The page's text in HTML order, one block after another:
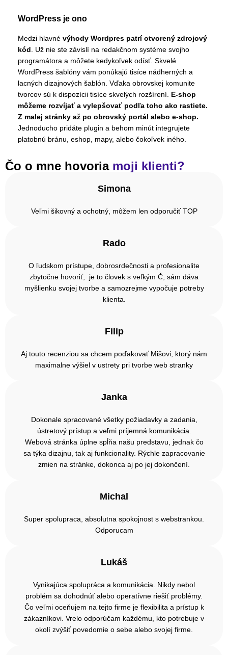
WordPress je ono
Medzi hlavné výhody Wordpres patrí otvorený zdrojový
kód . Už nie ste závislí na redakčnom systéme svojho
programátora a môžete kedykoľvek odísť. Skvelé
WordPress šablóny vám ponúkajú tisíce nádherných a
lacných dizajnových šablón. Vďaka obrovskej komunite
tvorcov sú k dispozícii tisíce skvelých rozšírení. E-shop
môžeme rozvíjať a vylepšovať podľa toho ako rastiete.
Z malej stránky až po obrovský portál alebo e-shop.
Jednoducho pridáte plugin a behom minút integrujete
platobnú bránu, eshop, mapy, alebo čokoľvek iného.
Čo o mne hovoriamoji klienti?
Simona
Veľmi šikovný a ochotný, môžem len odporučiť TOP
Rado
O ľudskom prístupe, dobrosrdečnosti a profesionalite
zbytočne hovoriť, je to človek s veľkým Č, sám dáva
myšlienku svojej tvorbe a samozrejme vypočuje potreby
klienta.
Filip
Aj touto recenziou sa chcem poďakovať Mišovi, ktorý nám
maximalne výšiel v ustrety pri tvorbe web stranky
Janka
Dokonale spracované všetky požiadavky a zadania,
ústretový prístup a veľmi príjemná komunikácia.
Webová stránka úplne spĺňa našu predstavu, jednak čo
sa týka dizajnu, tak aj funkcionality. Rýchle zapracovanie
zmien na stránke, dokonca aj po jej dokončení.
Michal
Super spolupraca, absolutna spokojnost s webstrankou.
Odporucam
Lukáš
Vynikajúca spolupráca a komunikácia. Nikdy nebol
problém sa dohodnúť alebo operatívne riešiť problémy.
Čo veľmi oceňujem na tejto firme je flexibilita a prístup k
zákazníkovi. Vrelo odporúčam každému, kto potrebuje v
okolí zvýšiť povedomie o sebe alebo svojej firme.